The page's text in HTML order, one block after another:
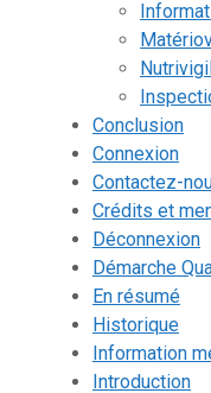
Conclusion
Connexion
Contactez-
Crédits et
Déconnexion
Démarche
En résumé
Historique
Information
Introduction